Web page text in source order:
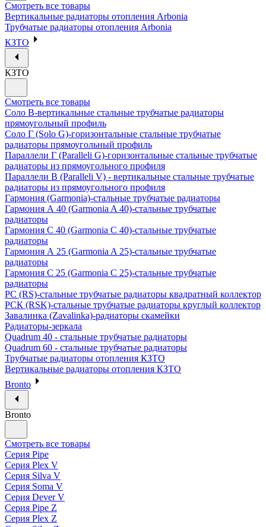
Смотреть все товары
Вертикальные радиаторы отопления Arbonia
Трубчатые радиаторы отопления Arbonia
КЗТО
КЗТО
Смотреть все товары
Соло В-вертикальные стальные трубчатые радиаторы
прямоугольный профиль
Соло Г (Solo G)-горизонтальные стальные трубчатые
радиаторы прямоугольный профиль
Параллели Г (Paralleli G)-горизонтальные стальные трубчатые
радиаторы из прямоугольного профиля
Параллели В (Paralleli V) - вертикальные стальные трубчатые
радиаторы из прямоугольного профиля
Гармония (Garmonia)-стальные трубчатые радиаторы
Гармония А 40 (Garmonia A 40)-стальные трубчатые
радиаторы
Гармония С 40 (Garmonia C 40)-стальные трубчатые
радиаторы
Гармония А 25 (Garmonia A 25)-стальные трубчатые
радиаторы
Гармония С 25 (Garmonia C 25)-стальные трубчатые
радиаторы
РС (RS)-стальные трубчатые радиаторы квадратный коллектор
РСК (RSK)-стальные трубчатые радиаторы круглый коллектор
Завалинка (Zavalinka)-радиаторы скамейки
Радиаторы-зеркала
Quadrum 40 - стальные трубчатые радиаторы
Quadrum 60 - стальные трубчатые радиаторы
Трубчатые радиаторы отопления КЗТО
Вертикальные радиаторы отопления КЗТО
Bronto
Bronto
Смотреть все товары
Серия Pipe
Серия Plex V
Серия Silva V
Серия Soma V
Серия Dever V
Серия Pipe Z
Серия Plex Z